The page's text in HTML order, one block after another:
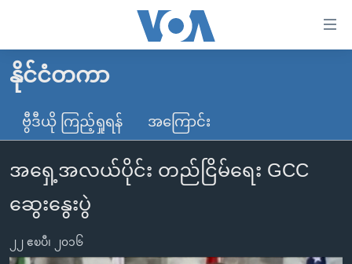
လွယ်ကူ
စေ
သည့်
များ
ပင်မ
သို့
မူလစာမျက်နှာ
မြန်မာ
ကမ္ဘာ့သတင်းများ
နိုင်ငံတကာ
အစ္စရေး-ပါလက်စတိုင်း
ဗွီဒီယို
သတင်းလွတ်လပ်ခွင့်
အင်္ဂလိပ်စာလေ့လာမယ်
နိုင်ငံတကာ
ဗွီဒီယို ကြည့်ရှုရန် အကြောင်း
အရှေ့အလယ်ပိုင်း တည်ငြိမ်ရေး GCC
ဆွေးနွေးပွဲ
၂၂ ဧၿပီ၊ ၂၀၁၆